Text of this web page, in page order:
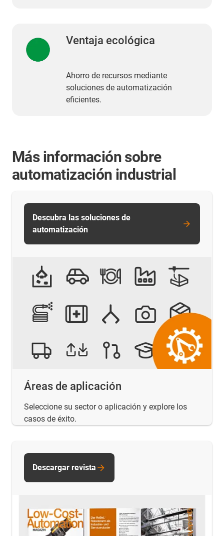
Ventaja ecológica
Ahorro de recursos mediante
soluciones de automatización
eficientes.
Más información sobre
automatización industrial
Áreas de aplicación
Seleccione su sector o aplicación y explore los
casos de éxito.
Descubra las soluciones de
automatización
Descargar revista